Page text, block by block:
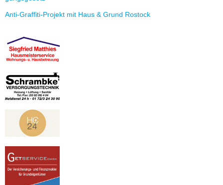
Anti-Graf­fi­ti-Pro­jekt mit Haus & Grund Ros­tock